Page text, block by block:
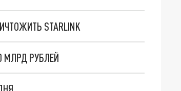
STARLINK
МЛРД РУБЛЕЙ